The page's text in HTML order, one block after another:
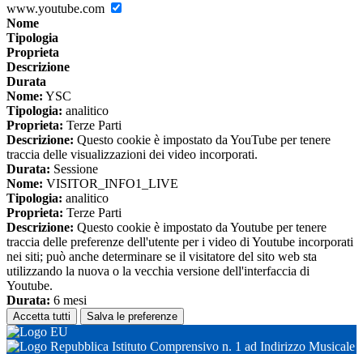
www.youtube.com
Nome
Tipologia
Proprieta
Descrizione
Durata
Nome: YSC
Tipologia: analitico
Proprieta: Terze Parti
Descrizione: Questo cookie è impostato da YouTube per tenere
traccia delle visualizzazioni dei video incorporati.
Durata: Sessione
Nome: VISITOR_INFO1_LIVE
Tipologia: analitico
Proprieta: Terze Parti
Descrizione: Questo cookie è impostato da Youtube per tenere
traccia delle preferenze dell'utente per i video di Youtube incorporati
nei siti; può anche determinare se il visitatore del sito web sta
utilizzando la nuova o la vecchia versione dell'interfaccia di
Youtube.
Durata: 6 mesi
Accetta tutti Salva le preferenze
Istituto Comprensivo n. 1 ad Indirizzo Musicale